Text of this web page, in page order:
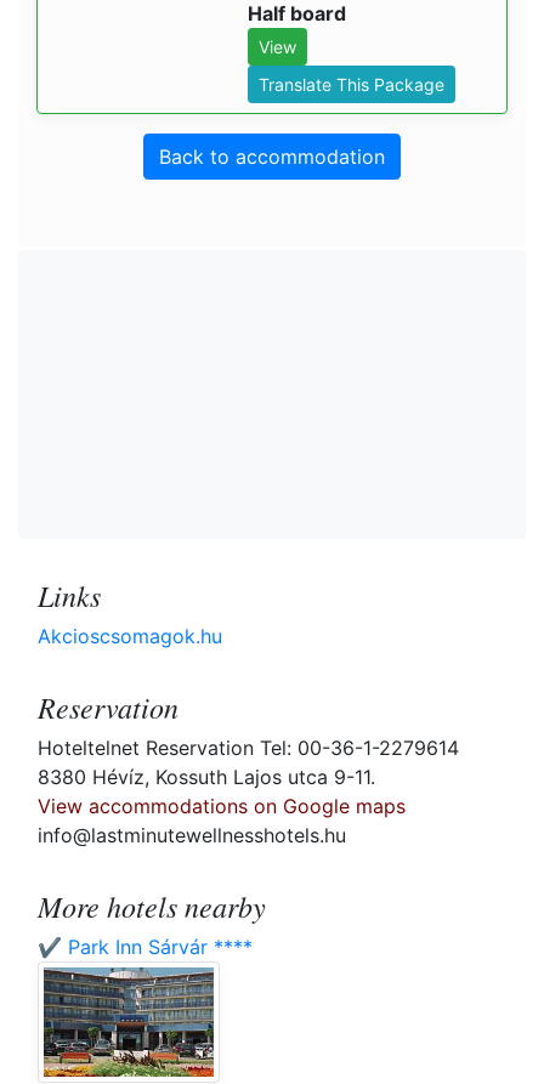
Half board
View
Translate This Package
Back to accommodation
Links
Akcioscsomagok.hu
Reservation
Hoteltelnet Reservation Tel: 00-36-1-2279614
8380 Hévíz, Kossuth Lajos utca 9-11.
View accommodations on Google maps
info@lastminutewellnesshotels.hu
More hotels nearby
✔️ Park Inn Sárvár ****